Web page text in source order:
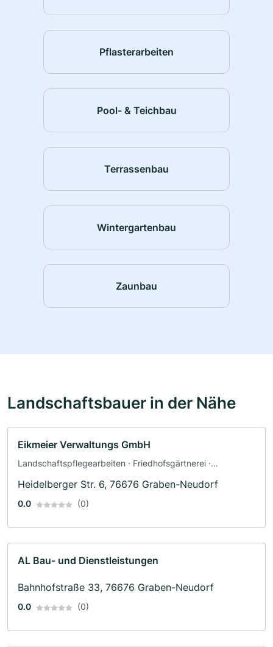
Pflasterarbeiten
Pool- & Teichbau
Terrassenbau
Wintergartenbau
Zaunbau
Landschaftsbauer in der Nähe
Eikmeier Verwaltungs GmbH
Landschaftspflegearbeiten · Friedhofsgärtnerei ·
Heidelberger Str. 6, 76676 Graben-Neudorf
0.0 (0)
AL Bau- und Dienstleistungen
Bahnhofstraße 33, 76676 Graben-Neudorf
0.0 (0)